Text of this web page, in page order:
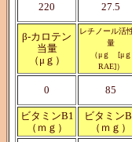
220 27.5
β-カロテン
当量
（μｇ）
レチノール活
量
（μｇ [μｇ
RAE]）
0 85
ビタミンB1
（ｍｇ）
ビタミン
（ｍｇ）